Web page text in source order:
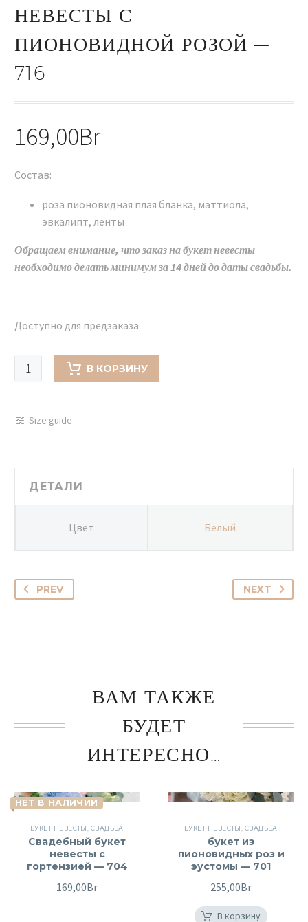
НЕВЕСТЫ С
ПИОНОВИДНОЙ РОЗОЙ —
716
169,00Br
Состав:
роза пионовидная плая бланка, маттиола,
эвкалипт, ленты
Обращаем внимание, что заказ на букет невесты
необходимо делать минимум за 14 дней до даты свадьбы.
Доступно для предзаказа
Количество
товара
букет
пионовидной
розой
В КОРЗИНУ
Size guide
ДЕТАЛИ
Цвет Белый
PREV NEXT
ВАМ ТАКЖЕ
БУДЕТ
ИНТЕРЕСНО…
НЕТ В НАЛИЧИИ
БУКЕТ НЕВЕСТЫ СВАДЬБА
Свадебный букет
невесты с
гортензией — 704
169,00Br
БУКЕТ НЕВЕСТЫ СВАДЬБА
букет из
пионовидных роз и
эустомы — 701
255,00Br
В корзину